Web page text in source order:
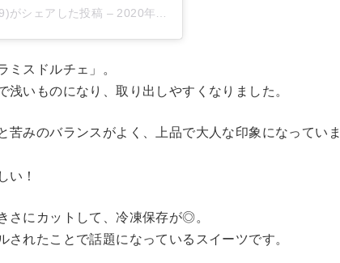
がシェアした投稿 – 2020年 9月月13日午前2時18分PDT
ミスドルチェ」。
いものになり、取り出しやすくなりました。
みのバランスがよく、上品で大人な印象になっていま
い！
さにカットして、冷凍保存が◎。
れたことで話題になっているスイーツです。